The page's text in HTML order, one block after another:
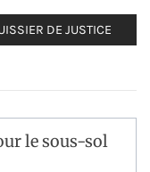
DE JUSTICE
le sous-sol